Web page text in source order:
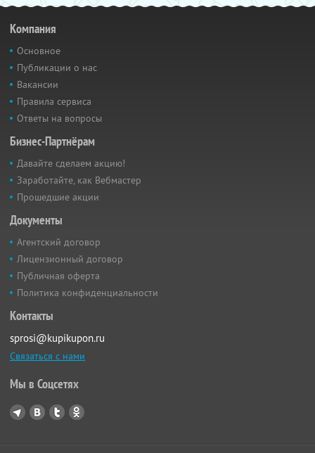
Компания
Основное
Публикации о нас
Вакансии
Правила сервиса
Ответы на вопросы
Бизнес-Партнёрам
Давайте сделаем акцию!
Заработайте, как Вебмастер
Прошедшие акции
Документы
Агентский договор
Лицензионный договор
Публичная оферта
Политика конфиденциальности
Контакты
sprosi@kupikupon.ru
Связаться с нами
Мы в Соцсетях